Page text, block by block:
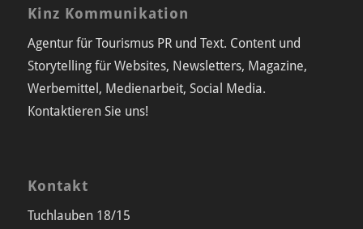
Kinz Kommunikation
Agentur für Tourismus PR und Text. Content und
Storytelling für Websites, Newsletters, Magazine,
Werbemittel, Medienarbeit, Social Media.
Kontaktieren Sie uns!
Kontakt
Tuchlauben 18/15